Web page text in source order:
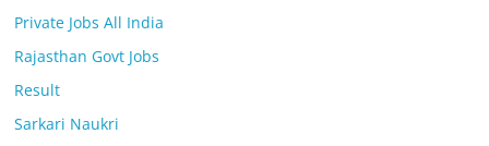
Private Jobs All India
Rajasthan Govt Jobs
Result
Sarkari Naukri